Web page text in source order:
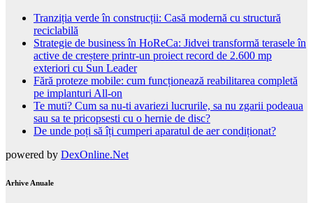
Tranziția verde în construcții: Casă modernă cu structură
reciclabilă
Strategie de business în HoReCa: Jidvei transformă terasele în
active de creștere printr-un proiect record de 2.600 mp
exteriori cu Sun Leader
Fără proteze mobile: cum funcționează reabilitarea completă
pe implanturi All-on
Te muti? Cum sa nu-ti avariezi lucrurile, sa nu zgarii podeaua
sau sa te pricopsesti cu o hernie de disc?
De unde poți să îți cumperi aparatul de aer condiționat?
powered by DexOnline.Net
Arhive Anuale